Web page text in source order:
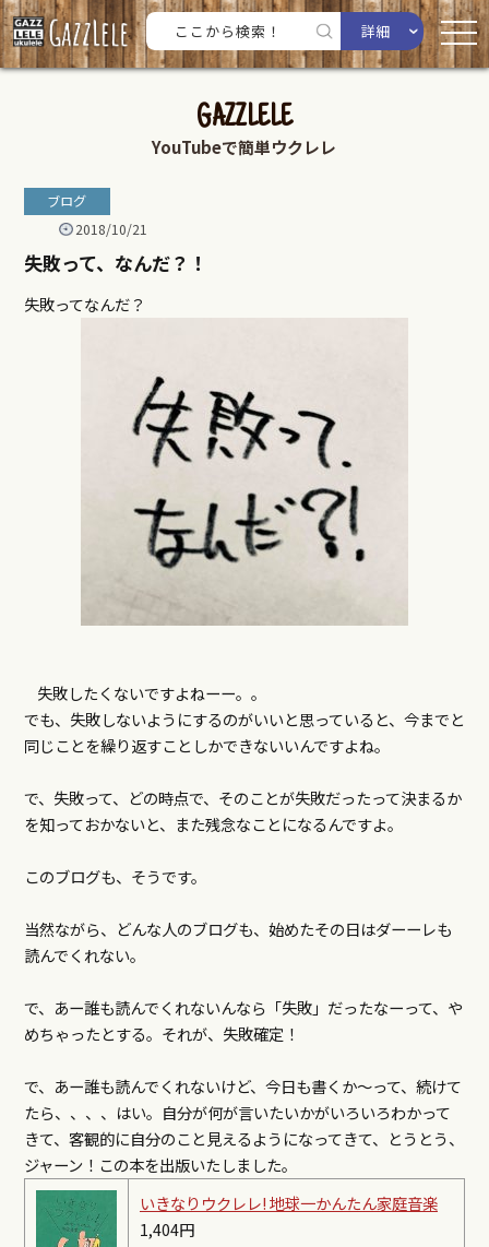
詳細
GAZZLELE
YouTubeで簡単ウクレレ
ブログ
2018/10/21
失敗って、なんだ？！
失敗ってなんだ？
失敗したくないですよねーー。。
でも、失敗しないようにするのがいいと思っていると、今までと
同じことを繰り返すことしかできないいんですよね。
で、失敗って、どの時点で、そのことが失敗だったって決まるか
を知っておかないと、また残念なことになるんですよ。
このブログも、そうです。
当然ながら、どんな人のブログも、始めたその日はダーーレも
読んでくれない。
で、あー誰も読んでくれないんなら「失敗」だったなーって、や
めちゃったとする。それが、失敗確定！
で、あー誰も読んでくれないけど、今日も書くか～って、続けて
たら、、、、はい。自分が何が言いたいかがいろいろわかって
きて、客観的に自分のこと見えるようになってきて、とうとう、
ジャーン！この本を出版いたしました。
いきなりウクレレ! 地球一かんたん家庭音楽
1,404円